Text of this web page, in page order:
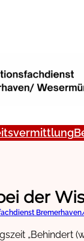
der
„Behindert